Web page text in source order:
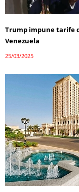
Trump impune tarife
Venezuela
25/03/2025